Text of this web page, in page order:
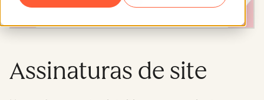
Assinaturas de site